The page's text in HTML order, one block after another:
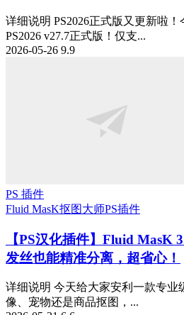
详细说明 PS2026正式版又更新啦
PS2026 v27.7正式版！仅支...
2026-05-26 9.9
PS 插件
Fluid MasK抠图大师PS插件
【PS汉化插件】Fluid MasK
发丝也能精准分离，超省心！
详细说明 今天给大家安利一款专业
像、宠物还是商品抠图，...